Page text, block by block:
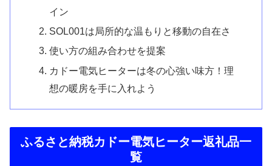
イン
SOL001は局所的な温もりと移動の自在さ
使い方の組み合わせを提案
カドー電気ヒーターは冬の心強い味方！理
想の暖房を手に入れよう
ふるさと納税カドー電気ヒーター返礼品一
覧